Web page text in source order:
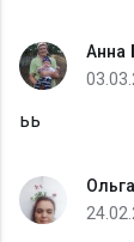
Анна
ьь